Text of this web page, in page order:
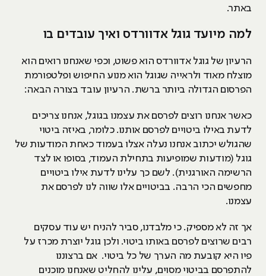
באתר.
למה מיועד גוגל אדוורדס ואיך עובדים בו
הרעיון של גוגל אדוורדס הוא פשוט, וכפי שאנחנו רואים הוא
מוצלח מאוד ולראייה שגוגל הוא מנוע החיפוש ופלטפורמת
הפרסום הגדולה ביותר ברשת. הרעיון עובד בצורה הבאה:
כאשר אנחנו רוצים לפרסם את עצמנו בגוגל, אנחנו צריכים
לדעת באילו ביטויים לפרסם אותנו. כלומר, באיזה ביטוי
שהגולש יכתוב אנחנו נעלה אצלו בעמוד כאחת המודעות של
גוגל (מודעות שמופיעות בתחילת העמוד, בסופו או לצד
הרשימה האורגנית). לשם כך עלינו לדעת אילו ביטויים
מחפשים הכי הרבה. בביטויים אלו שווה לנו לפרסם את
עצמנו.
אך זה לא מספיק. כי מלבדנו, סביר להניח יש עוד עסקים
רבים שרוצים לפרסם באותו ביטוי. ולכן גוגל יוצרת מכרז על
פיו היא קובעת מה הערך של כל ביטוי. אם ברצוננו
להתפרסם בביטוי מסוים, עלינו להחליט שאנחנו מוכנים